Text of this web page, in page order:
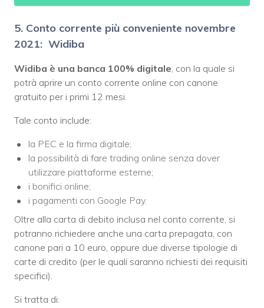
5. Conto corrente più conveniente novembre
2021: Widiba
Widiba è una banca 100% digitale , con la quale si
potrà aprire un conto corrente online con canone
gratuito per i primi 12 mesi.
Tale conto include:
la PEC e la firma digitale;
la possibilità di fare trading online senza dover
utilizzare piattaforme esterne;
i bonifici online;
i pagamenti con Google Pay.
Oltre alla carta di debito inclusa nel conto corrente, si
potranno richiedere anche una carta prepagata, con
canone pari a 10 euro, oppure due diverse tipologie di
carte di credito (per le quali saranno richiesti dei requisiti
specifici).
Si tratta di: